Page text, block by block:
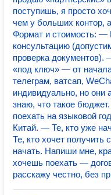
поступишь, я просто
чем у больших контор,
Формат и стоимость: —
консультацию
проверка
«под ключ» — от
телеграм, ватсап,
индивидуально, но они
знаю, что такое
поехать на языковой
Китай. — Те, кто уже
Те, кто хочет получить
начать. Напиши мне,
хочешь поехать —
расскажу честно, без